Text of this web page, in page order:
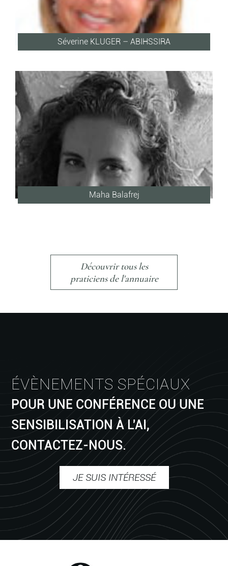
Séverine KLUGER – ABIHSSIRA
Maha Balafrej
Découvrir tous les
praticiens de l'annuaire
ÉVÈNEMENTS SPÉCIAUX
POUR UNE CONFÉRENCE OU UNE
SENSIBILISATION À L'AI,
CONTACTEZ-NOUS.
JE SUIS INTÉRESSÉ